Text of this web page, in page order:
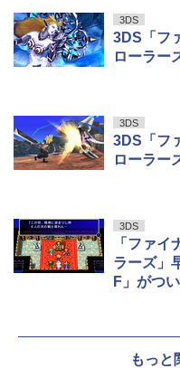
3DS
3DS「フ
ローラー
3DS
3DS「フ
ローラー
3DS
「ファ
ラーズ」
F」がつ
もっと